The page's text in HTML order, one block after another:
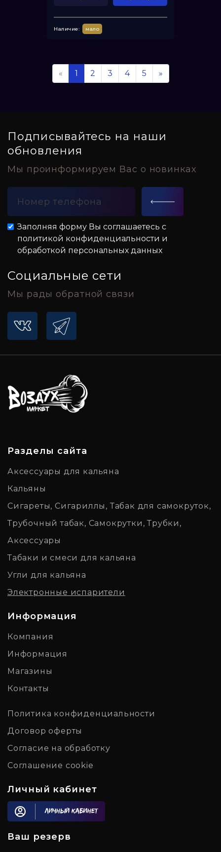
Наличие: мало
« 1 2 3 4 5 »
Подписывайтесь на наши
обновления
Мы проинформируем Вас о новинках
Заполняя форму Вы соглашаетесь с
политикой конфиденциальности и
обработкой персональных данных
Социальные сети
Мы рады обратной связи
Разделы сайта
Аксессуары для кальяна
Кальяны
Сигареты, Сигариллы, Табак для самокруток,
Трубочный табак, Самокрутки, Трубки,
Аксессуары
Табаки и смеси для кальяна
Угли для кальяна
Электронные испарители
Информация
Компания
Информация
Магазины
Контакты
Политика конфиденциальности
Договор оферты
Согласие на обработку
Соглашение cookie
Личный кабинет
Личный кабинет
Ваш резерв